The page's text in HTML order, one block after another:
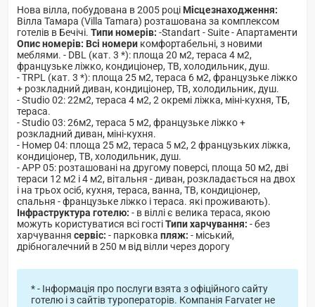
Нова вілла, побудована в 2005 році Місцезнаходження:
Вілла Тамара (Villa Tamara) розташована за комплексом
готелів в Бечічі. Типи номерів: -Standart - Suite - Апартаменти
Опис номерів: Всі номери комфортабельні, з новими
меблями. - DBL (кат. 3 *): площа 20 м2, тераса 4 м2,
французьке ліжко, кондиціонер, ТВ, холодильник, душ.
- TRPL (кат. 3 *): площа 25 м2, тераса 6 м2, французьке ліжко
+ розкладний диван, кондиціонер, ТВ, холодильник, душ.
- Studio 02: 22м2, тераса 4 м2, 2 окремі ліжка, міні-кухня, ТБ,
тераса.
- Studio 03: 26м2, тераса 5 м2, французьке ліжко +
розкладний диван, міні-кухня.
- Номер 04: площа 25 м2, тераса 5 м2, 2 французьких ліжка,
кондиціонер, ТВ, холодильник, душ.
- APP 05: розташовані на другому поверсі, площа 50 м2, дві
тераси 12 м2 і 4 м2, вітальня - диван, розкладається на двох
і на трьох осіб, кухня, тераса, ванна, ТВ, кондиціонер,
спальня - французьке ліжко і тераса. які проживають).
Інфраструктура готелю: - в віллі є велика тераса, якою
можуть користуватися всі гостіТипи харчування: - без
харчування сервіс: - парковка пляж: - міський,
дрібногалечний в 250 м від вілли через дорогу
* - Інформація про послуги взята з офіційного сайту
готелю і з сайтів туроператорів. Компанія Farvater не